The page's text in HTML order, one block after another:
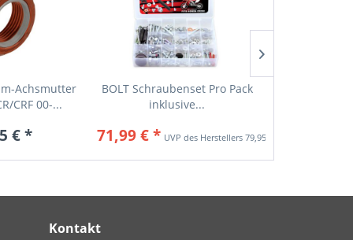
Achsmutter
CRF 00-...
€ *
BOLT Schraubenset Pro Pack
inklusive...
71,99 € * 79,95 € *
Kontakt